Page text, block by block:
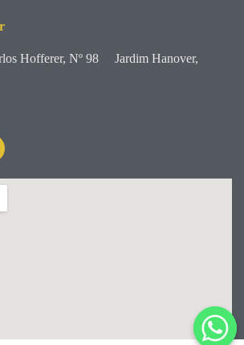
Hofferer, Nº 98
Jardim Hanover,